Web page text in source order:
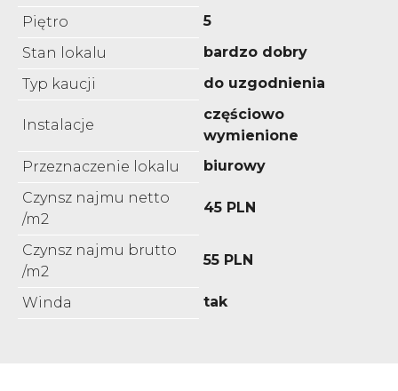
Piętro
5
Stan lokalu
bardzo dobry
Typ kaucji
do uzgodnienia
Instalacje
częściowo
wymienione
Przeznaczenie lokalu
biurowy
Czynsz najmu netto
/m2
45 PLN
Czynsz najmu brutto
/m2
55 PLN
Winda tak